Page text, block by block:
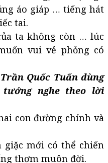
áo giáp … tiếng hát
tai.
ta không còn … lúc
vui vẻ phỏng có
Quốc Tuấn dùng
nghe theo lời
con đường chính và
giặc mới có thể chiến
thơm muôn đời.